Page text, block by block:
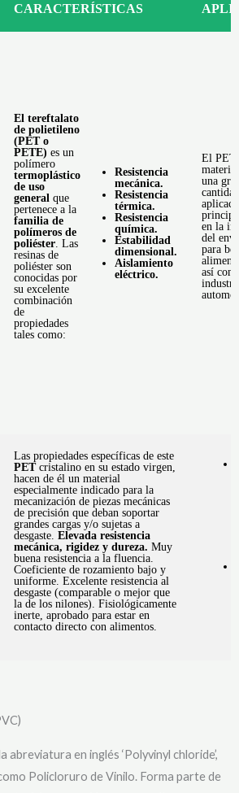
CARACTERÍSTICAS
El tereftalato
de polietileno
(PET o
PETE) es un
polímero
termoplástico
de uso
general que
pertenece a la
familia de
polímeros de
poliéster . Las
resinas de
poliéster son
conocidas por
su excelente
combinación
de
propiedades
tales como:
Resistencia
mecánica.
Resistencia
térmica.
Resistencia
química.
Estabilidad
dimensional.
Aislamiento
eléctrico.
El PET
una
en la
del
para
así
Las propiedades específicas de este
PETcristalino en su estado virgen,
hacen de él un material
especialmente indicado para la
mecanización de piezas mecánicas
de precisión que deban soportar
grandes cargas y/o sujetas a
desgaste. Elevada resistencia
mecánica, rigidez y dureza. Muy
buena resistencia a la fluencia.
Coeficiente de rozamiento bajo y
uniforme. Excelente resistencia al
desgaste (comparable o mejor que
la de los nilones). Fisiológicamente
inerte, aprobado para estar en
contacto directo con alimentos.
abreviatura en inglés ‘Polyvinyl chloride’,
Policloruro de Vinilo. Forma parte de